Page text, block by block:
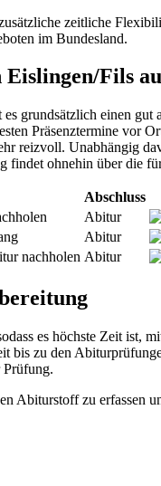
zeitliche
im Bundesland.
Fils
grundsätzlich einen
Präsenztermine vor
reizvoll. Unabhängig
findet ohnehin über die
Abschluss
Abitur
Abitur
Abitur
es höchste Zeit ist,
bis zu den
Abiturstoff zu erfassen